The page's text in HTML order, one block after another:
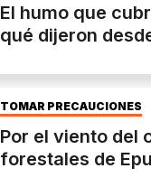
El humo que
qué dijeron
TOMAR PRECAUCIONES
Por el viento del
forestales de